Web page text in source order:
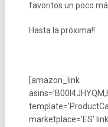
favoritos un poco
Hasta la próxima!!
[amazon_link
marketplace=’ES’